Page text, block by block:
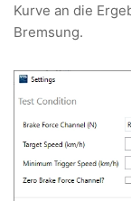
Kurve an die
Bremsung.